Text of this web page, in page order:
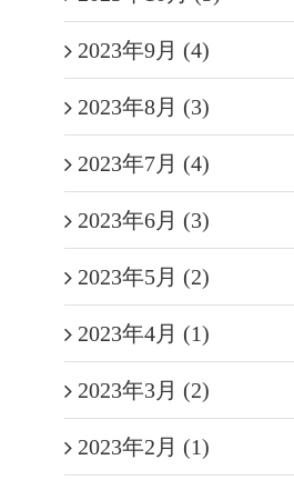
2023年9月 (4)
2023年8月 (3)
2023年7月 (4)
2023年6月 (3)
2023年5月 (2)
2023年4月 (1)
2023年3月 (2)
2023年2月 (1)